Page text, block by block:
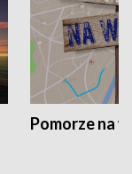
Pomorze na